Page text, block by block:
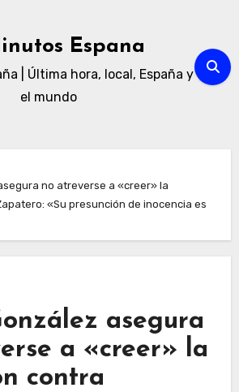
Espana
| Última hora, local, España y
el mundo
no atreverse a «creer» la
«Su presunción de inocencia es
asegura
a «creer» la
contra